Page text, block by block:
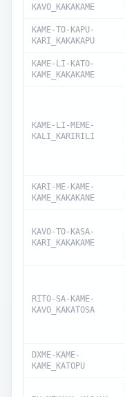
KAVO_KAKAKAME
KAME-TO-KAPU-
KARI_KAKAKAPU
KAME-LI-KATO-
KAME_KAKAKAME
KAME-LI-MEME-
KALI_KARIRILI
KARI-ME-KAME-
KAME_KAKAKANE
KAVO-TO-KASA-
KARI_KAKAKAME
RITO-SA-KAME-
KAVO_KAKATOSA
DXME-KAME-
KAME_KATOPU